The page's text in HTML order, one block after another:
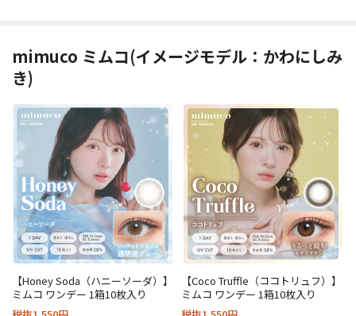
mimuco ミムコ(イメージモデル：かわにしみ
き)
【Honey Soda（ハニーソーダ）】
ミムコ ワンデー 1箱10枚入り
【Coco Truffle（ココトリュフ）】
ミムコ ワンデー 1箱10枚入り